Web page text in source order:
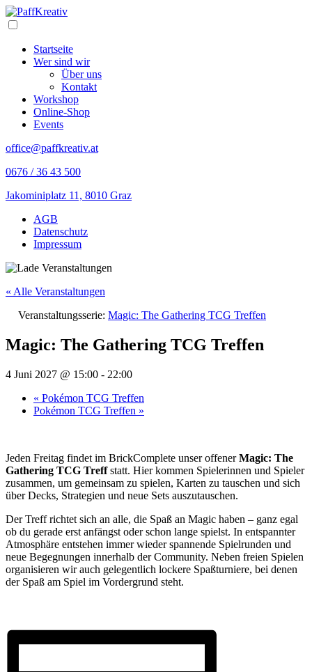
Skip
to
Startseite
Wer sind wir
Über uns
Kontakt
Workshop
Online-Shop
Events
office@paffkreativ.at
0676 / 36 43 500
Jakominiplatz 11, 8010 Graz
Folge
Folge
AGB
Datenschutz
Impressum
« Alle Veranstaltungen
Veranstaltungsserie: Magic: The Gathering TCG Treffen
Magic: The Gathering TCG Treffen
4 Juni 2027 @ 15:00 - 22:00
« Pokémon TCG Treffen
Pokémon TCG Treffen »
Jeden Freitag findet im BrickComplete unser offenerMagic: The
Gathering TCG Treffstatt. Hier kommen Spielerinnen und Spieler
zusammen, um gemeinsam zu spielen, Karten zu tauschen und sich
über Decks, Strategien und neue Sets auszutauschen.
Der Treff richtet sich an alle, die Spaß an Magic haben – ganz egal
ob du gerade erst anfängst oder schon lange spielst. In entspannter
Atmosphäre entstehen immer wieder spannende Spielrunden und
neue Begegnungen innerhalb der Community. Neben freien Spielen
organisieren wir auch gelegentlich lockere Spaßturniere, bei denen
der Spaß am Spiel im Vordergrund steht.